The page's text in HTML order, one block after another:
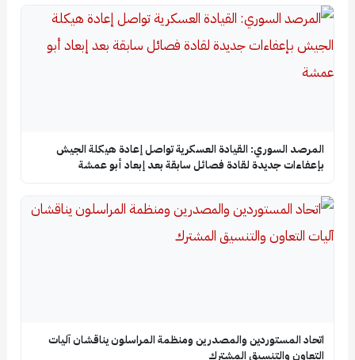
المرصد السوري: القيادة العسكرية تواصل إعادة هيكلة الجيش
بإعفاءات جديدة لقادة فصائل سابقة بعد إبعاد أبو عمشة
اتحاد المستوردين والمصدرين ومنظمة المراسلون يناقشان آليات
التعاون والتنسيق المشترك